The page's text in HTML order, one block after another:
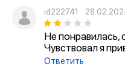
id222741
Не понравилась,
Чувствовал я
Ответить